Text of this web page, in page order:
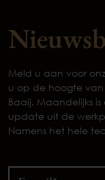
Meld u aan voor
u op de hoogte
Baaij. Maandelijks
update uit de
Namens het hele